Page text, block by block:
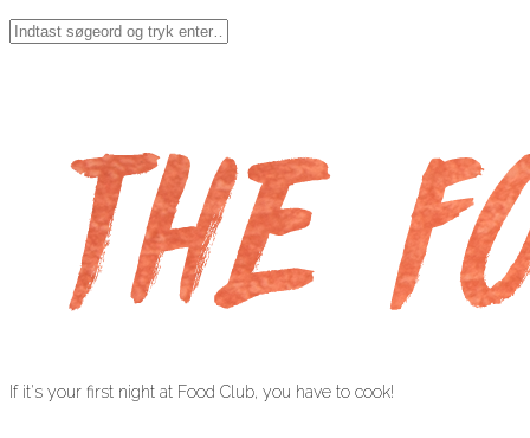
If it's your first night at Food Club, you have to cook!